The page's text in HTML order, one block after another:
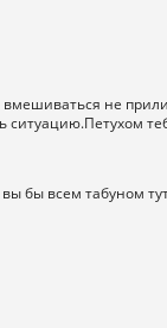
не
бы всем табуном